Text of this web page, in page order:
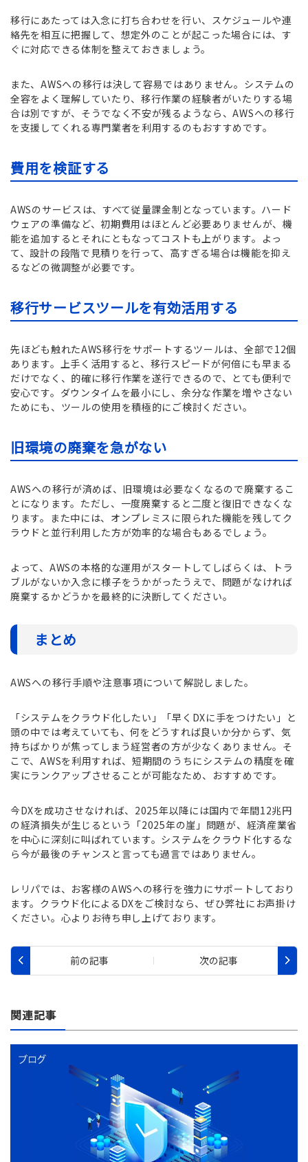
移行にあたっては入念に打ち合わせを行い、スケジュールや連
絡先を相互に把握して、想定外のことが起こった場合には、す
ぐに対応できる体制を整えておきましょう。
また、AWSへの移行は決して容易ではありません。システムの
全容をよく理解していたり、移行作業の経験者がいたりする場
合は別ですが、そうでなく不安が残るようなら、AWSへの移行
を支援してくれる専門業者を利用するのもおすすめです。
費用を検証する
AWSのサービスは、すべて従量課金制となっています。ハード
ウェアの準備など、初期費用はほとんど必要ありませんが、機
能を追加するとそれにともなってコストも上がります。よっ
て、設計の段階で見積りを行って、高すぎる場合は機能を抑え
るなどの微調整が必要です。
移行サービスツールを有効活用する
先ほども触れたAWS移行をサポートするツールは、全部で12個
あります。上手く活用すると、移行スピードが何倍にも早まる
だけでなく、的確に移行作業を遂行できるので、とても便利で
安心です。ダウンタイムを最小にし、余分な作業を増やさない
ためにも、ツールの使用を積極的にご検討ください。
旧環境の廃棄を急がない
AWSへの移行が済めば、旧環境は必要なくなるので廃棄するこ
とになります。ただし、一度廃棄すると二度と復旧できなくな
ります。また中には、オンプレミスに限られた機能を残してク
ラウドと並行利用した方が効率的な場合もあるでしょう。
よって、AWSの本格的な運用がスタートしてしばらくは、トラ
ブルがないか入念に様子をうかがったうえで、問題がなければ
廃棄するかどうかを最終的に決断してください。
まとめ
AWSへの移行手順や注意事項について解説しました。
「システムをクラウド化したい」「早くDXに手をつけたい」と
頭の中では考えていても、何をどうすれば良いか分からず、気
持ちばかりが焦ってしまう経営者の方が少なくありません。そ
こで、AWSを利用すれば、短期間のうちにシステムの精度を確
実にランクアップさせることが可能なため、おすすめです。
今DXを成功させなければ、2025年以降には国内で年間12兆円
の経済損失が生じるという「2025年の崖」問題が、経済産業省
を中心に深刻に叫ばれています。システムをクラウド化するな
ら今が最後のチャンスと言っても過言ではありません。
レリパでは、お客様のAWSへの移行を強力にサポートしており
ます。クラウド化によるDXをご検討なら、ぜひ弊社にお声掛け
ください。心よりお待ち申し上げております。
関連記事